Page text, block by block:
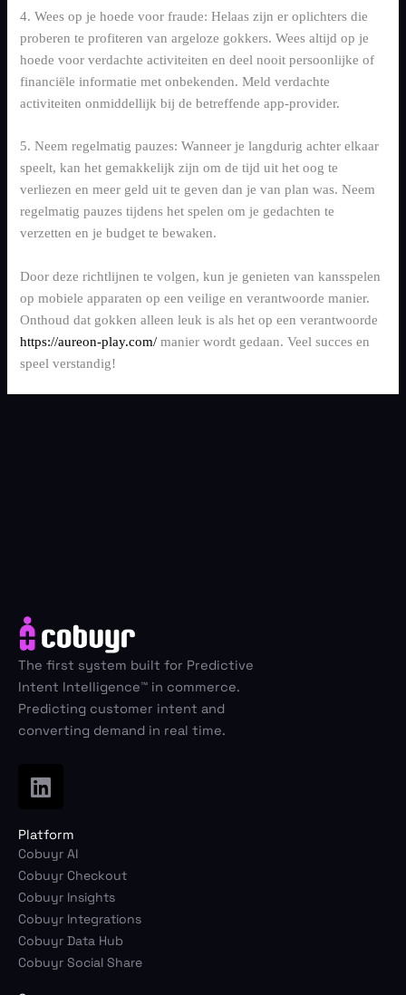
4. Wees op je hoede voor fraude: Helaas zijn er oplichters die
proberen te profiteren van argeloze gokkers. Wees altijd op je
hoede voor verdachte activiteiten en deel nooit persoonlijke of
financiële informatie met onbekenden. Meld verdachte
activiteiten onmiddellijk bij de betreffende app-provider.
5. Neem regelmatig pauzes: Wanneer je langdurig achter elkaar
speelt, kan het gemakkelijk zijn om de tijd uit het oog te
verliezen en meer geld uit te geven dan je van plan was. Neem
regelmatig pauzes tijdens het spelen om je gedachten te
verzetten en je budget te bewaken.
Door deze richtlijnen te volgen, kun je genieten van kansspelen
op mobiele apparaten op een veilige en verantwoorde manier.
Onthoud dat gokken alleen leuk is als het op een verantwoorde
https://aureon-play.com/ manier wordt gedaan. Veel succes en
speel verstandig!
The first system built for Predictive
Intent Intelligence™ in commerce.
Predicting customer intent and
converting demand in real time.
L
i
k
e
d
i
n
Platform
Cobuyr AI
Cobuyr Checkout
Cobuyr Insights
Cobuyr Integrations
Cobuyr Data Hub
Cobuyr Social Share